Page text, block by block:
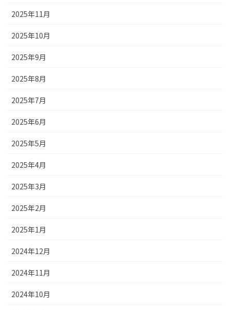
2025年11月
2025年10月
2025年9月
2025年8月
2025年7月
2025年6月
2025年5月
2025年4月
2025年3月
2025年2月
2025年1月
2024年12月
2024年11月
2024年10月